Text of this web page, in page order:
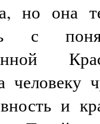
но она
с
человеку
и